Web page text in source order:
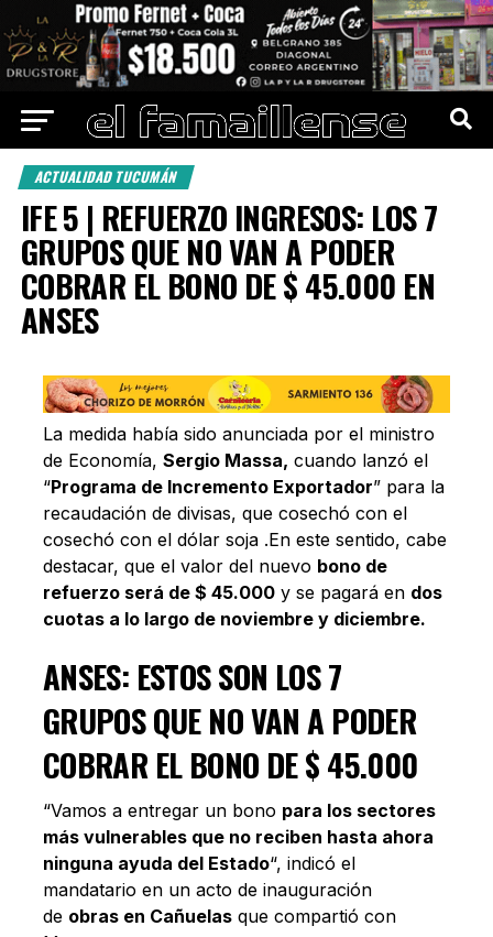
ACTUALIDAD TUCUMÁN
IFE 5 | REFUERZO INGRESOS: LOS 7
GRUPOS QUE NO VAN A PODER
COBRAR EL BONO DE $ 45.000 EN
ANSES
La medida había sido anunciada por el ministro
de Economía, Sergio Massa, cuando lanzó el
“Programa de Incremento Exportador” para la
recaudación de divisas, que cosechó con el
cosechó con el dólar soja .En este sentido, cabe
destacar, que el valor del nuevo bono de
refuerzo será de $ 45.000y se pagará en dos
cuotas a lo largo de noviembre y diciembre.
ANSES: ESTOS SON LOS 7
GRUPOS QUE NO VAN A PODER
COBRAR EL BONO DE $ 45.000
“Vamos a entregar un bono para los sectores
más vulnerables que no reciben hasta ahora
ninguna ayuda del Estado“, indicó el
mandatario en un acto de inauguración
de obras en Cañuelasque compartió con